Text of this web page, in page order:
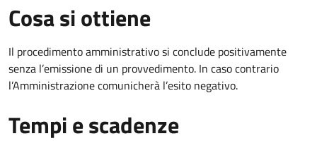
Cosa si ottiene
Il procedimento amministrativo si conclude positivamente
senza l’emissione di un provvedimento. In caso contrario
l’Amministrazione comunicherà l’esito negativo.
Tempi e scadenze